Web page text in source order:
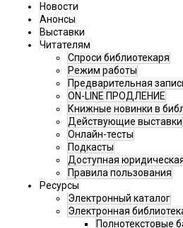
Новости
Анонсы
Выставки
Читателям
Спроси библиотекаря
Режим работы
Предварительная
ON-LINE ПРОДЛЕНИЕ
Книжные новинки в
Действующие выставки
Онлайн-тесты
Подкасты
Доступная
Правила пользования
Ресурсы
Электронный каталог
Электронная
Полнотекстовые